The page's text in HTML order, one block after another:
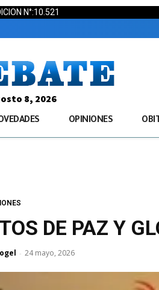
N°:10.521
8, 2026
OPINIONES
DE PAZ Y
- 24 mayo, 2026